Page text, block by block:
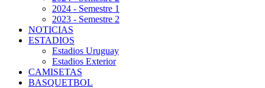
2024 - Semestre 1
2023 - Semestre 2
NOTICIAS
ESTADIOS
Estadios Uruguay
Estadios Exterior
CAMISETAS
BASQUETBOL